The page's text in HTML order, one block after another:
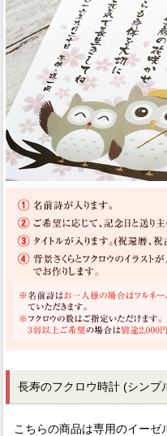
長寿のフクロウ時計 (シンプ
こちらの商品は専用のイーゼ